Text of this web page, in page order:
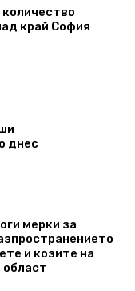
край София
днес
мерки за
и козите на
област